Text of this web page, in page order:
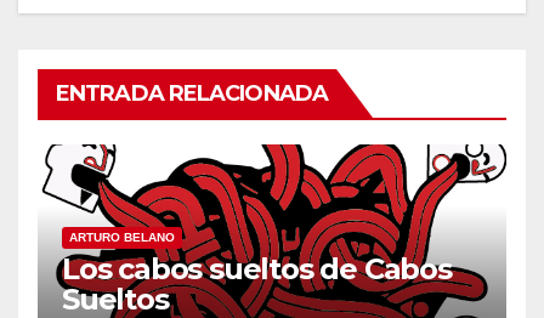
ENTRADA RELACIONADA
ARTURO BELANO
Los cabos sueltos de Cabos
Sueltos